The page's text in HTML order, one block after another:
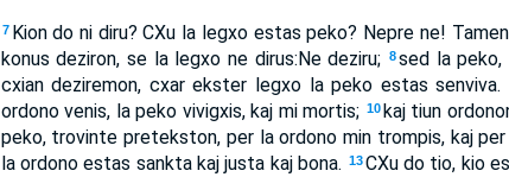
7 Kion do ni diru? CXu la legxo estas peko? Nepre ne!
konus deziron, se la legxo ne dirus:Ne deziru; 8sed la
cxian deziremon, cxar ekster legxo la peko estas senviva.
ordono venis, la peko vivigxis, kaj mi mortis; 10 kaj tiun
peko, trovinte pretekston, per la ordono min trompis, kaj
la ordono estas sankta kaj justa kaj bona. 13 CXu do tio, kio